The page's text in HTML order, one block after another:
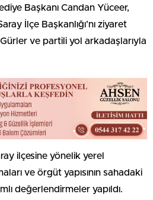
Başkanı Candan Yüceer,
İlçe Başkanlığı’nı ziyaret
ve partili yol arkadaşlarıyla
ilçesine yönelik yerel
ve örgüt yapısının sahadaki
değerlendirmeler yapıldı.